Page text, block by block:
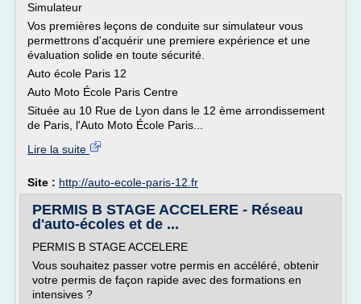
Simulateur
Vos premières leçons de conduite sur simulateur vous
permettrons d'acquérir une premiere expérience et une
évaluation solide en toute sécurité.
Auto école Paris 12
Auto Moto École Paris Centre
Située au 10 Rue de Lyon dans le 12 ème arrondissement
de Paris, l'Auto Moto École Paris...
Lire la suite
Site : http://auto-ecole-paris-12.fr
PERMIS B STAGE ACCELERE - Réseau
d'auto-écoles et de ...
PERMIS B STAGE ACCELERE
Vous souhaitez passer votre permis en accéléré, obtenir
votre permis de façon rapide avec des formations en
intensives ?